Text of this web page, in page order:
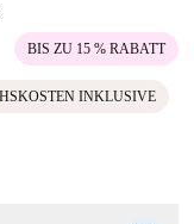
BIS ZU 15 % RABATT
INKLUSIVE